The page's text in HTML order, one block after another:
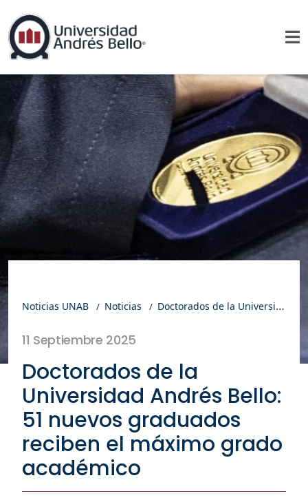
Noticias UNAB Noticias Doctorados de la Universidad Andrés Bello: 51 nuevos graduados reciben el máximo grado académico
11 Septiembre 2025
Doctorados de la
Universidad Andrés Bello:
51 nuevos graduados
reciben el máximo grado
académico